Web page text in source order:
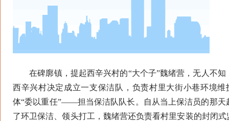
在碑廓镇，提起西辛兴村的“大个子”魏绪营，无人不知
西辛兴村决定成立一支保洁队，负责村里大街小巷环境
体“委以重任”——担当保洁队队长。自从当上保洁员的那
了环卫保洁、领头打工，魏绪营还负责看村里安装的封闭